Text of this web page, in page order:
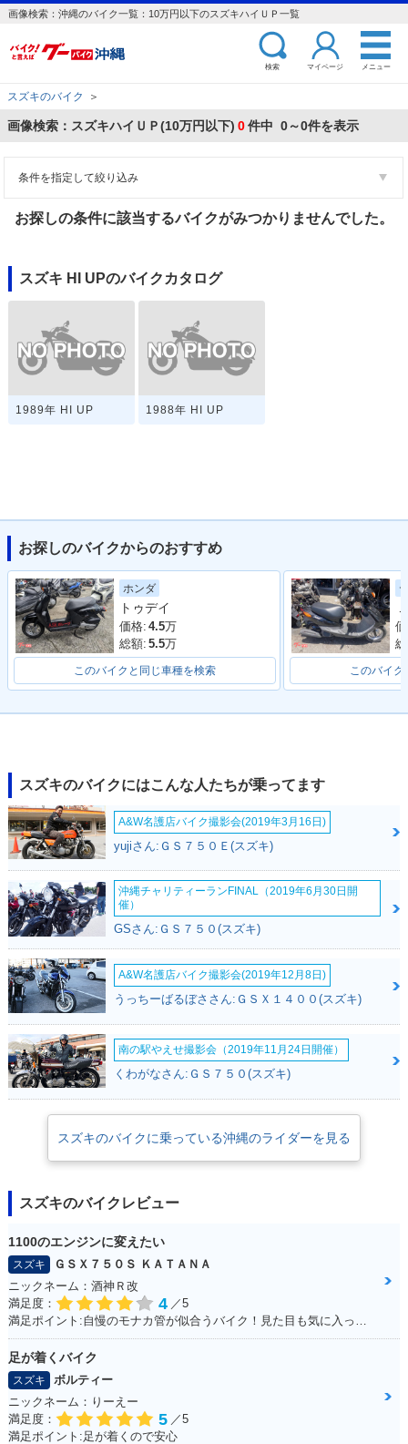
画像検索：沖縄のバイク一覧：10万円以下のスズキハイＵＰ一覧
検索 マイページ メニュー
スズキのバイク ＞
画像検索：スズキハイＵＰ(10万円以下) 0件中 0～0件を表示
条件を指定して絞り込み
お探しの条件に該当するバイクがみつかりませんでした。
スズキ HI UPのバイクカタログ
1989年 HI UP 1988年 HI UP
お探しのバイクからのおすすめ
ホンダ
トゥデイ
価格: 4.5万
総額: 5.5万
このバイクと同じ車種を検索 このバイク
スズキのバイクにはこんな人たちが乗ってます
A&W名護店バイク撮影会(2019年3月16日)
yujiさん:ＧＳ７５０Ｅ(スズキ)
沖縄チャリティーランFINAL（2019年6月30日開
催）
GSさん:ＧＳ７５０(スズキ)
A&W名護店バイク撮影会(2019年12月8日)
うっちーばるぼささん:ＧＳＸ１４００(スズキ)
南の駅やえせ撮影会（2019年11月24日開催）
くわがなさん:ＧＳ７５０(スズキ)
スズキのバイクに乗っている沖縄のライダーを見る
スズキのバイクレビュー
1100のエンジンに変えたい
スズキ
ＧＳＸ７５０Ｓ ＫＡＴＡＮＡ
ニックネーム：酒神Ｒ改
満足度：
4 ／5
足が着くバイク
スズキ
ボルティー
ニックネーム：りーえー
満足度：
5 ／5
満足ポイント:足が着くので安心